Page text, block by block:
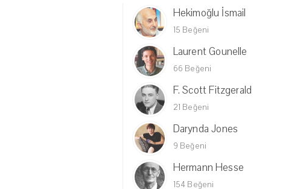
Hekimoğlu İsmail
15 Beğeni
Laurent Gounelle
66 Beğeni
F. Scott Fitzgerald
21 Beğeni
Darynda Jones
9 Beğeni
Hermann Hesse
154 Beğeni